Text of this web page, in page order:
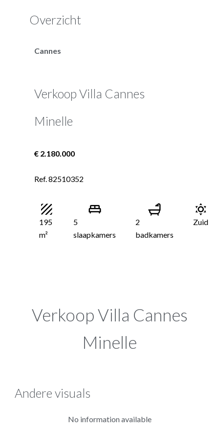
Overzicht
Cannes
Verkoop Villa Cannes
Minelle
€ 2.180.000
Ref. 82510352
195
m²
5
slaapkamers
2
badkamers
Zuid
Verkoop Villa Cannes
Minelle
Andere visuals
No information available